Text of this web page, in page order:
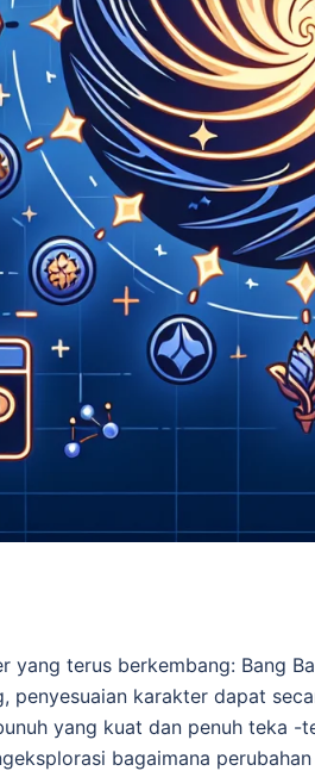
yang terus berkembang: Bang
penyesuaian karakter dapat
yang kuat dan penuh teka
bagaimana